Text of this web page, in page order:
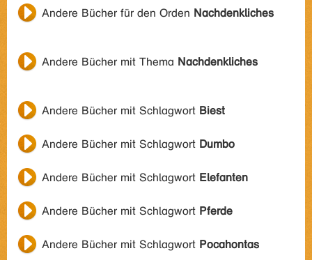
Andere Bücher für den Orden Nachdenkliches
Andere Bücher mit Thema Nachdenkliches
Andere Bücher mit Schlagwort Biest
Andere Bücher mit Schlagwort Dumbo
Andere Bücher mit Schlagwort Elefanten
Andere Bücher mit Schlagwort Pferde
Andere Bücher mit Schlagwort Pocahontas